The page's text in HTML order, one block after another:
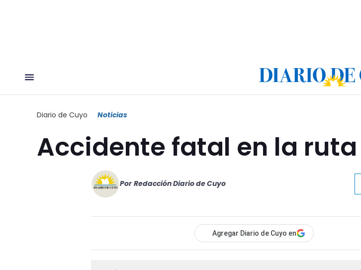
Diario de Cuyo Noticias
Accidente fatal en la
Por Redacción Diario de Cuyo
Agregar Diario de Cuyo en